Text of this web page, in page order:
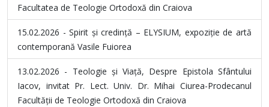
Facultatea de Teologie Ortodoxă din Craiova
15.02.2026 - Spirit și credință – ELYSIUM, expoziție de artă
contemporană Vasile Fuiorea
13.02.2026 - Teologie și Viață, Despre Epistola Sfântului
Iacov, invitat Pr. Lect. Univ. Dr. Mihai Ciurea-Prodecanul
Facultății de Teologie Ortodoxă din Craiova